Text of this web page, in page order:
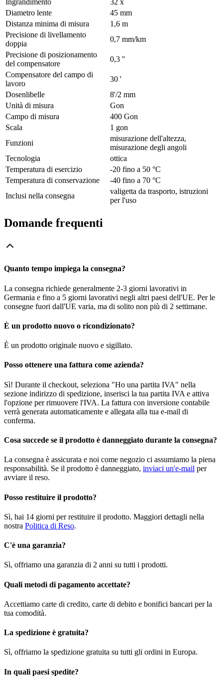
Ingrandimento
32 x
Diametro lente
45 mm
Distanza minima di misura
1,6 m
Precisione di livellamento
doppia
0,7 mm/km
Precisione di posizionamento
del compensatore
0,3 ''
Compensatore del campo di
lavoro
30 '
Dosenlibelle
8'/2 mm
Unità di misura
Gon
Campo di misura
400 Gon
Scala
1 gon
Funzioni
misurazione dell'altezza,
misurazione degli angoli
Tecnologia
ottica
Temperatura di esercizio
-20 fino a 50 °C
Temperatura di conservazione
-40 fino a 70 °C
Inclusi nella consegna
valigetta da trasporto, istruzioni
per l'uso
Domande frequenti
Quanto tempo impiega la consegna?
La consegna richiede generalmente 2-3 giorni lavorativi in
Germania e fino a 5 giorni lavorativi negli altri paesi dell'UE. Per le
consegne fuori dall'UE varia, ma di solito non più di 2 settimane.
È un prodotto nuovo o ricondizionato?
È un prodotto originale nuovo e sigillato.
Posso ottenere una fattura come azienda?
Sì! Durante il checkout, seleziona "Ho una partita IVA" nella
sezione indirizzo di spedizione, inserisci la tua partita IVA e attiva
l'opzione per rimuovere l'IVA. La fattura con inversione contabile
verrà generata automaticamente e allegata alla tua e-mail di
conferma.
Cosa succede se il prodotto è danneggiato durante la consegna?
La consegna è assicurata e noi come negozio ci assumiamo la piena
responsabilità. Se il prodotto è danneggiato, inviaci un'e-mail per
avviare il reso.
Posso restituire il prodotto?
Sì, hai 14 giorni per restituire il prodotto. Maggiori dettagli nella
nostra Politica di Reso.
C'è una garanzia?
Sì, offriamo una garanzia di 2 anni su tutti i prodotti.
Quali metodi di pagamento accettate?
Accettiamo carte di credito, carte di debito e bonifici bancari per la
tua comodità.
La spedizione è gratuita?
Sì, offriamo la spedizione gratuita su tutti gli ordini in Europa.
In quali paesi spedite?